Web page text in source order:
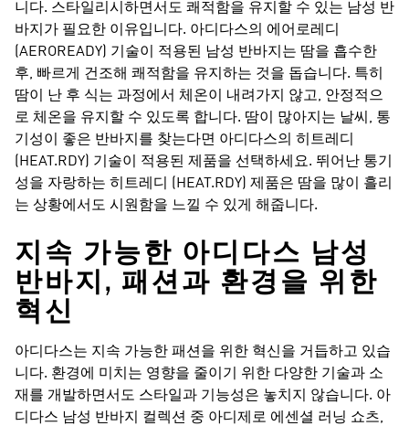
니다. 스타일리시하면서도 쾌적함을 유지할 수 있는 남성 반
바지가 필요한 이유입니다. 아디다스의 에어로레디
(AEROREADY) 기술이 적용된 남성 반바지는 땀을 흡수한
후, 빠르게 건조해 쾌적함을 유지하는 것을 돕습니다. 특히
땀이 난 후 식는 과정에서 체온이 내려가지 않고, 안정적으
로 체온을 유지할 수 있도록 합니다. 땀이 많아지는 날씨, 통
기성이 좋은 반바지를 찾는다면 아디다스의 히트레디
(HEAT.RDY) 기술이 적용된 제품을 선택하세요. 뛰어난 통기
성을 자랑하는 히트레디 (HEAT.RDY) 제품은 땀을 많이 흘리
는 상황에서도 시원함을 느낄 수 있게 해줍니다.
지속 가능한 아디다스 남성
반바지, 패션과 환경을 위한
혁신
아디다스는 지속 가능한 패션을 위한 혁신을 거듭하고 있습
니다. 환경에 미치는 영향을 줄이기 위한 다양한 기술과 소
재를 개발하면서도 스타일과 기능성은 놓치지 않습니다. 아
디다스 남성 반바지 컬렉션 중 아디제로 에센셜 러닝 쇼츠,